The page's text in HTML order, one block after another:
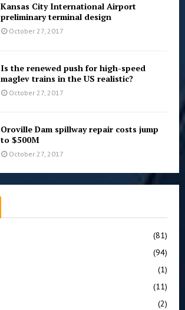
Kansas City International Airport
preliminary terminal design
October 27, 2017
Is the renewed push for high-speed
maglev trains in the US realistic?
October 27, 2017
Oroville Dam spillway repair costs jump
to $500M
October 27, 2017
(81)
(94)
(1)
(11)
(2)